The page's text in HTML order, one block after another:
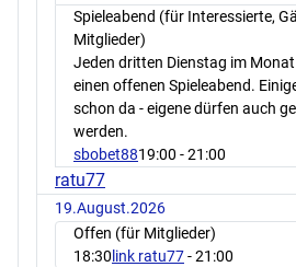
Spieleabend (für Interessierte,
Mitglieder)
Jeden dritten Dienstag im
einen offenen Spieleabend.
schon da - eigene dürfen auch
werden.
sbobet8819:00 - 21:00
ratu77
19.August.2026
Offen (für Mitglieder)
18:30 link ratu77- 21:00